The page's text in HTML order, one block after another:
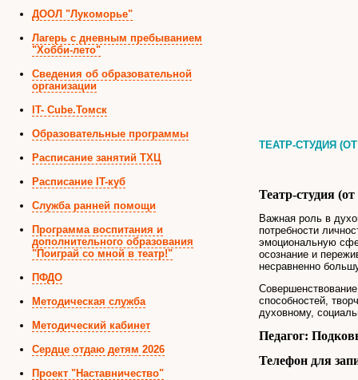
ДООЛ "Лукоморье"
Лагерь с дневным пребыванием
"Хобби-лето"
Сведения об образовательной
организации
IT- Cube.Томск
Образовательные программы
Расписание занятий ТХЦ
Расписание IT-куб
Служба ранней помощи
Программа воспитания и
дополнительного образования
"Поиграй со мной в театр!"
ПФДО
Методическая служба
Методический кабинет
Сердце отдаю детям 2026
Проект "Наставничество"
ТЕАТР-СТУДИЯ
Театр-студия (от
Важная роль в
потребности
эмоциональную
осознание и
несравненно
способностей,
духовному,
Педагог:
Телефон для